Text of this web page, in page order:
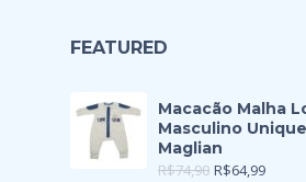
FEATURED
Macacão Malha
Masculino
Maglian
R$74,90 R$64,99